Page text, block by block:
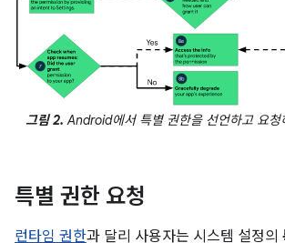
그림 2. Android에서 특별 권한을 선언하고 요청
특별 권한 요청
런타임 권한과 달리 사용자는 시스템 설정의